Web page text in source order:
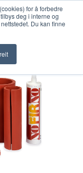
for å forbedre
deg i interne og
Du kan finne
Kontakt oss